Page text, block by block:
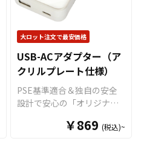
トラップは落下防止だけで
なく、フォンタブのデザイ
ンに合わせたカラーや仕様
を組み合わせることで、オ
リジナル感が一層増しま
す。お客様にはデザインを
ご入稿いただくだけでオリ
ジナル商品として販売して
その他、各種サイズやクリ
充電できます。USBポート
が2つ搭載しているので、仕
事中のデスクで同僚とシェ
アして使用することも可能
です。ひとつ持っていると
便利なグッズなので、OEM
のはもちろん、企業さまの
開店記念や周年記念などノ
ベルティグッズとしてもお
すすめです。 USB-ACアダ
大ロット注文で最安価格
USB-ACアダプター（ア
クリルプレート仕様）
PSE基準適合＆独自の安全
設計で安心の「オリジナル
様のオリジナルデザインで
￥869 (税込)~